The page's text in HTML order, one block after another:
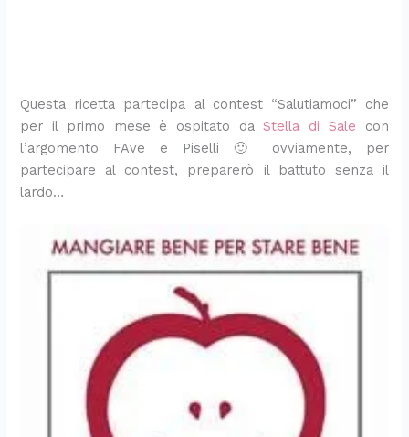
Questa ricetta partecipa al contest “Salutiamoci” che
per il primo mese è ospitato daStella di Sale con
l’argomento FAve e Piselli 🙂 ovviamente, per
partecipare al contest, preparerò il battuto senza il
lardo…